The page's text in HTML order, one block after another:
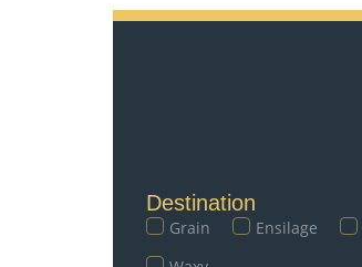
Destination
Grain Ensilage